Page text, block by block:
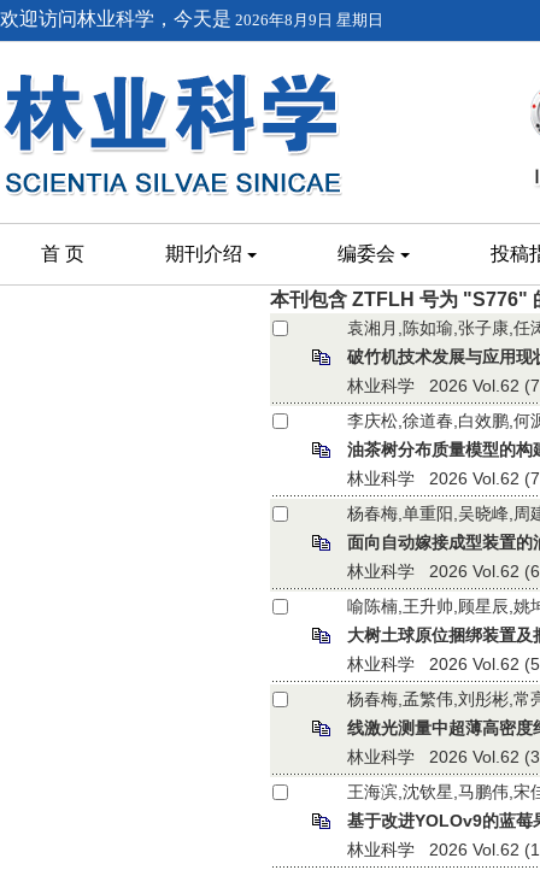
欢迎访问林业科学，今天是 2026年8月9日 星期日
首 页 期刊介绍 编委会 投稿
本刊包含 ZTFLH 号为 "S776"
袁湘月,陈如瑜,张子康,任
破竹机技术发展与应用现
林业科学 2026 Vol.62
李庆松,徐道春,白效鹏,何
油茶树分布质量模型的构
林业科学 2026 Vol.62
杨春梅,单重阳,吴晓峰,周
面向自动嫁接成型装置的
林业科学 2026 Vol.62
喻陈楠,王升帅,顾星辰,姚
大树土球原位捆绑装置
林业科学 2026 Vol.62
杨春梅,孟繁伟,刘彤彬,常
线激光测量中超薄高密
林业科学 2026 Vol.62
王海滨,沈钦星,马鹏伟,宋
基于改进YOLOv9的蓝莓
林业科学 2026 Vol.62